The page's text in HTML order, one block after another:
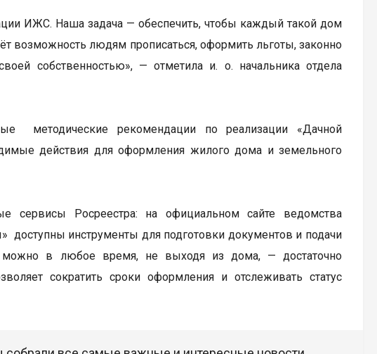
ИЖС. Наша задача — обеспечить, чтобы каждый такой дом
возможность людям прописаться, оформить льготы, законно
собственностью», — отметила и. о. начальника отдела
методические рекомендации по реализации «Дачной
действия для оформления жилого дома и земельного
сервисы Росреестра: на официальном сайте ведомства
доступны инструменты для подготовки документов и подачи
можно в любое время, не выходя из дома, — достаточно
сократить сроки оформления и отслеживать статус